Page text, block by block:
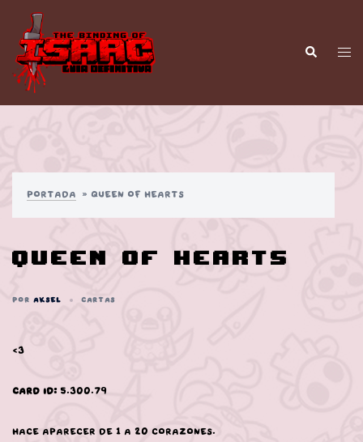
Saltar
contenido
Buscar
Portada » Queen of Hearts
Queen of Hearts
POR AKSEL CARTAS
<3
Card ID:5.300.79
Hace aparecer de 1 a 20 corazones.